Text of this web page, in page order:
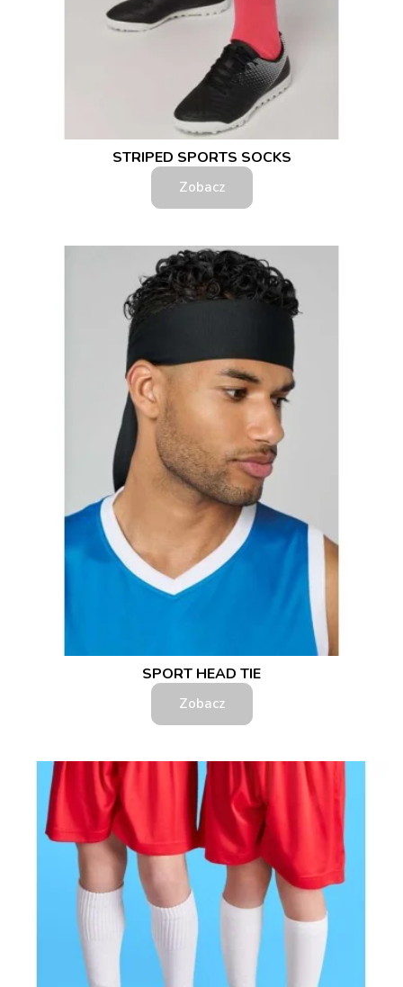
STRIPED SPORTS SOCKS
Zobacz
SPORT HEAD TIE
Zobacz